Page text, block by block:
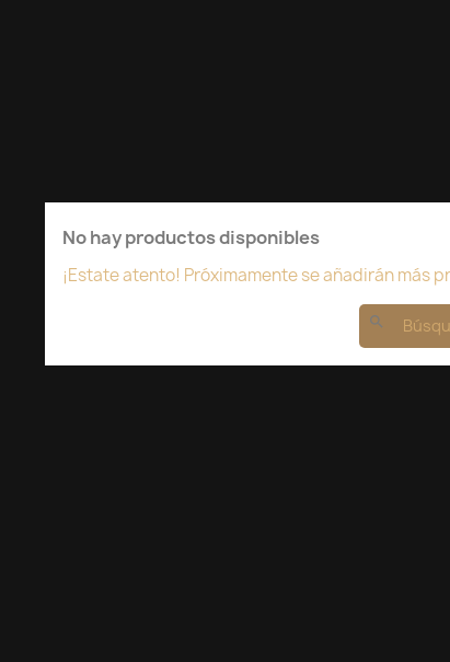
No hay productos disponibles
¡Estate atento! Próximamente se añadirán más
search